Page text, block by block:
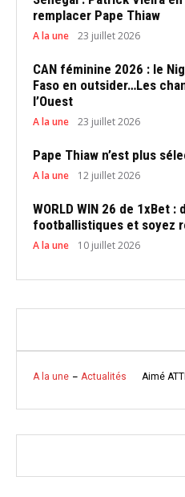
remplacer Pape Thiaw
A la une 23 juillet 2026
CAN féminine 2026 : le
Faso en outsider…Les
l’Ouest
A la une 23 juillet 2026
Pape Thiaw n’est plus
A la une 12 juillet 2026
WORLD WIN 26 de 1xBet
footballistiques et soyez
A la une 10 juillet 2026
A la une Actualités Aimé ATTI